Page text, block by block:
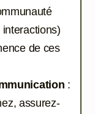
de ces
:
assurez-